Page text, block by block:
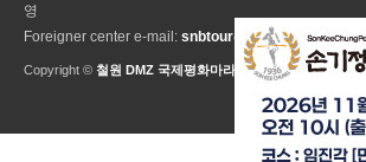
영
Foreigner center e-mail: snbtour@naver.com
Copyright © 철원 DMZ 국제평화마라톤All Rights Reseved.